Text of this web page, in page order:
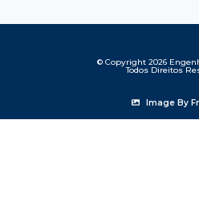
© Copyright 2026
Todos Direitos
Image By